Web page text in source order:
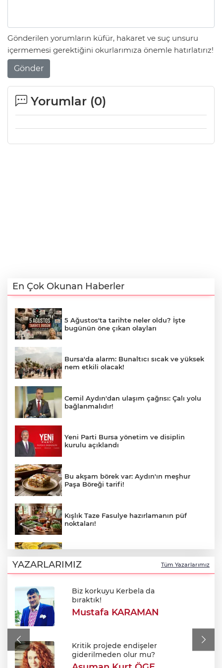
Gönderilen yorumların küfür, hakaret ve suç unsuru
içermemesi gerektiğini okurlarımıza önemle hatırlatırız!
Gönder
Yorumlar (0)
En Çok Okunan Haberler
5 Ağustos'ta tarihte neler oldu? İşte
bugünün öne çıkan olayları
Bursa'da alarm: Bunaltıcı sıcak ve yüksek
nem etkili olacak!
Cemil Aydın'dan ulaşım çağrısı: Çalı yolu
bağlanmalıdır!
Yeni Parti Bursa yönetim ve disiplin
kurulu açıklandı
Bu akşam börek var: Aydın'ın meşhur
Paşa Böreği tarifi!
Kışlık Taze Fasulye hazırlamanın püf
noktaları!
durum!
BUSKİ duyurdu: Nilüfer'in iki
mahallesinde 9 saatlik kesinti
YAZARLARIMIZ Tüm Yazarlarımız
Biz korkuyu Kerbela da
bıraktık!
Mustafa KARAMAN
Kritik projede endişeler
giderilmeden olur mu?